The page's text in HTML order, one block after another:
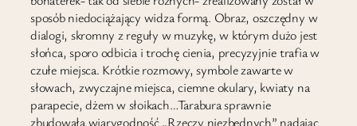
sposób niedociążający widza formą. Obraz, oszczędny w
dialogi, skromny z reguły w muzykę, w którym dużo jest
słońca, sporo odbicia i trochę cienia, precyzyjnie trafia w
czułe miejsca. Krótkie rozmowy, symbole zawarte w
słowach, zwyczajne miejsca, ciemne okulary, kwiaty na
parapecie, dżem w słoikach…Tarabura sprawnie
zbudowała wiarygodność „Rzeczy niezbędnych” nadając